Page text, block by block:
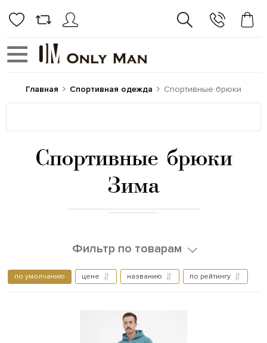
Главная Спортивная одежда Спортивные брюки
Спортивные брюки
Зима
Фильтр по товарам
по умолчанию цене названию по рейтингу